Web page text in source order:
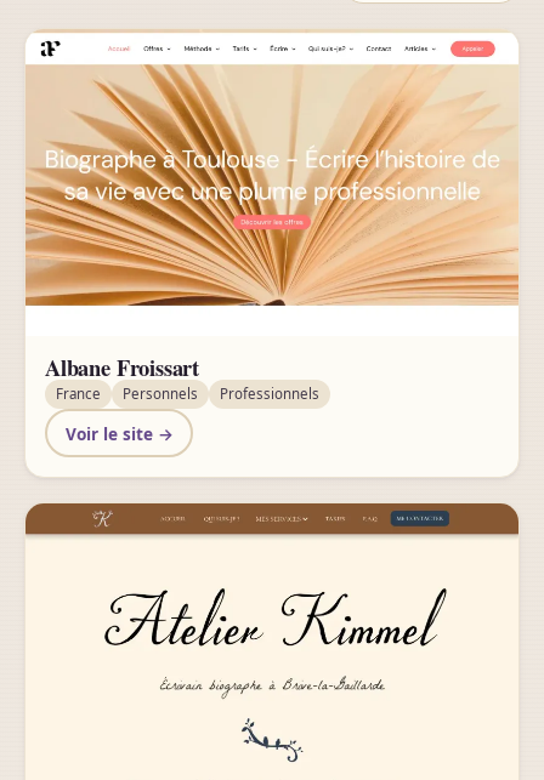
Albane Froissart
France Personnels Professionnels
Voir le site →